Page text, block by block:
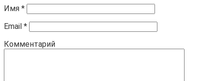
Имя *
Email *
Комментарий